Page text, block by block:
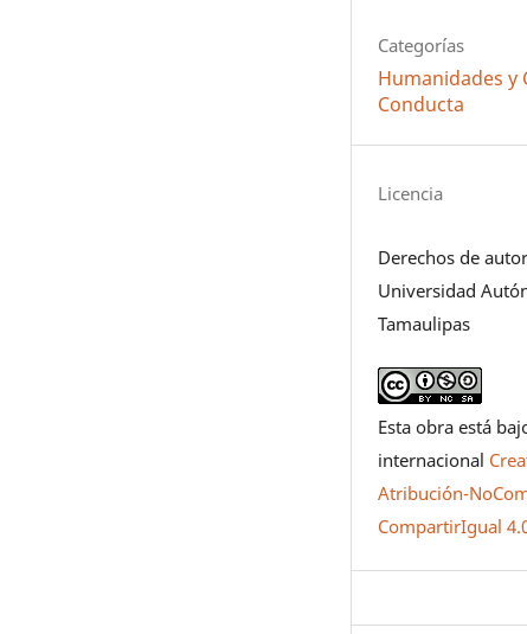
Categorías
Humanidades y
Conducta
Licencia
Derechos de
Universidad
Tamaulipas
Esta obra está
internacional
Atribución-
CompartirIgual